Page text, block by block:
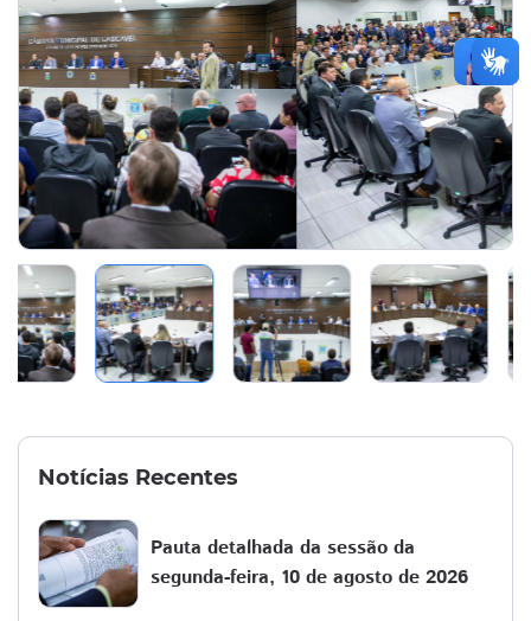
Notícias Recentes
Pauta detalhada da sessão da
segunda-feira, 10 de agosto de 2026